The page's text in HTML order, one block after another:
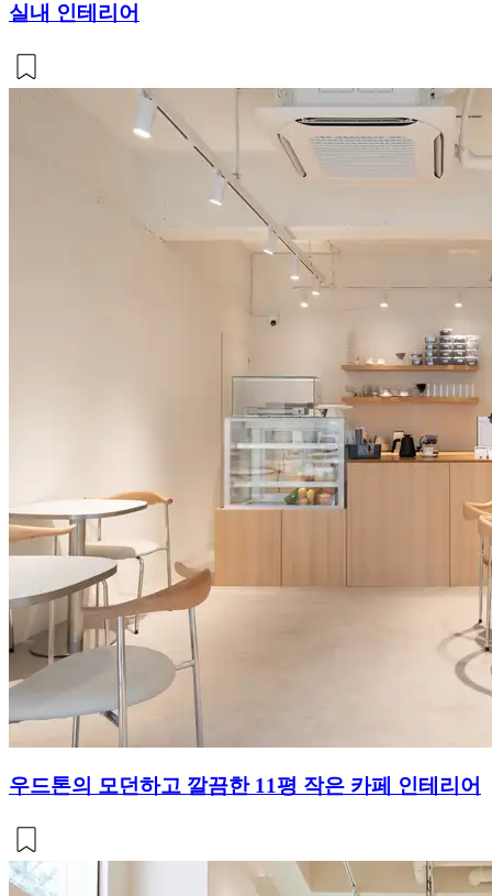
실내 인테리어
우드톤의 모던하고 깔끔한 11평 작은 카페 인테리어